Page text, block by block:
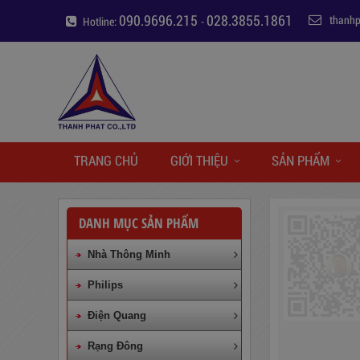
Hotline: 090.9696.215 - 028.3855.1861
TRANG CHỦ GIỚI THIỆU SẢN PHẨM
DANH MỤC SẢN PHẨM
Nhà Thông Minh
Philips
Điện Quang
Rạng Đông